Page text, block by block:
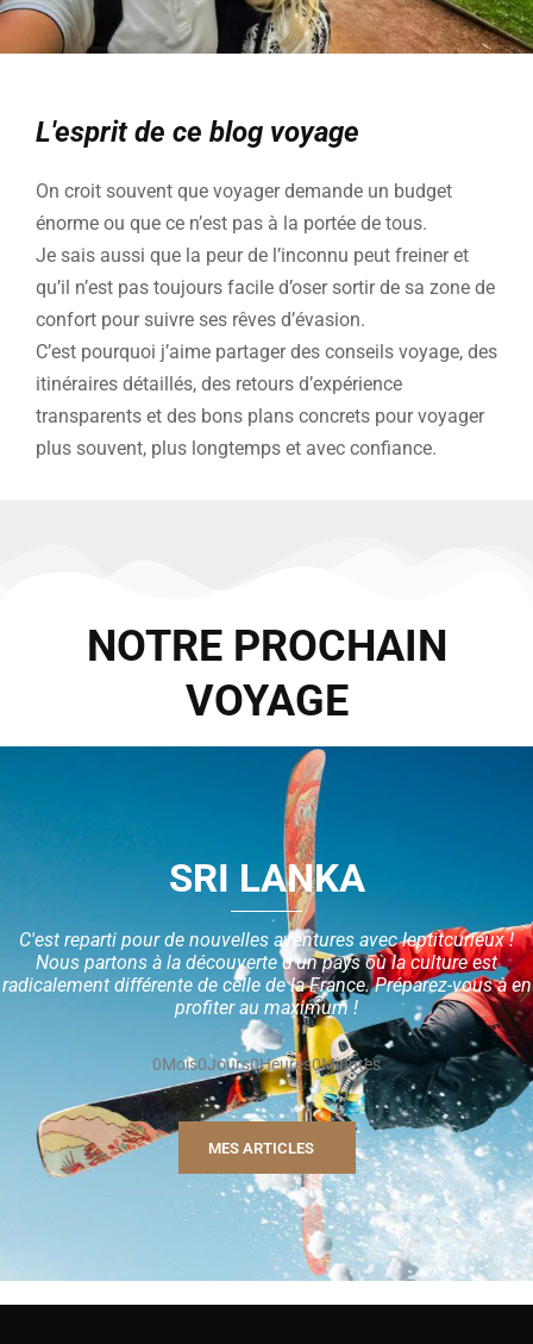
L'esprit de ce blog voyage
On croit souvent que voyager demande un budget
énorme ou que ce n’est pas à la portée de tous.
Je sais aussi que la peur de l’inconnu peut freiner et
qu’il n’est pas toujours facile d’oser sortir de sa zone de
confort pour suivre ses rêves d’évasion.
C’est pourquoi j’aime partager des conseils voyage, des
itinéraires détaillés, des retours d’expérience
transparents et des bons plans concrets pour voyager
plus souvent, plus longtemps et avec confiance.
NOTRE PROCHAIN
VOYAGE
SRI LANKA
C'est reparti pour de nouvelles aventures avec leptitcurieux !
Nous partons à la découverte d'un pays où la culture est
radicalement différente de celle de la France. Préparez-vous à en
profiter au maximum !
0Mois0Jours0Heures0Minutes
MES ARTICLES